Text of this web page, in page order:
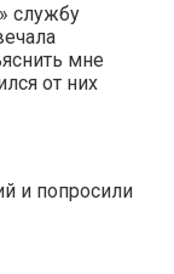
службу
мне
от них
и попросили